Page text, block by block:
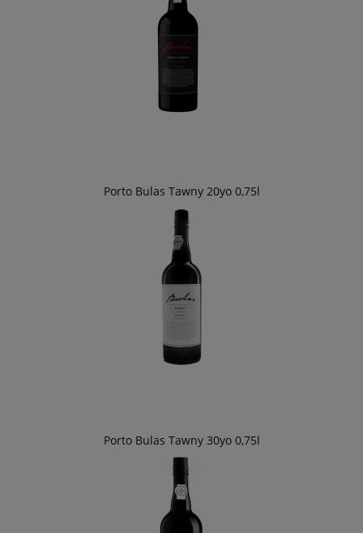
Porto Bulas Tawny 20yo 0,75l
Porto Bulas Tawny 30yo 0,75l